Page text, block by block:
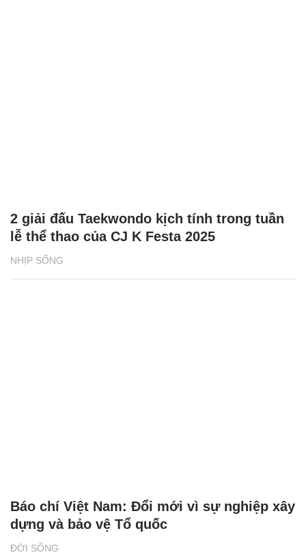
NHỊP SỐNG
2 giải đấu Taekwondo kịch tính trong tuần
lễ thể thao của CJ K Festa 2025
ĐỜI SỐNG
Báo chí Việt Nam: Đổi mới vì sự nghiệp xây
dựng và bảo vệ Tổ quốc